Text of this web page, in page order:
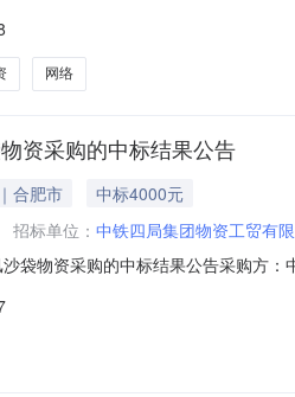
标理由：最低价中标
网络
资采购的中标结果公告
合肥市
中标4000元
招标单位： 中铁四局集团物资工贸有
袋物资采购的中标结果公告采购方